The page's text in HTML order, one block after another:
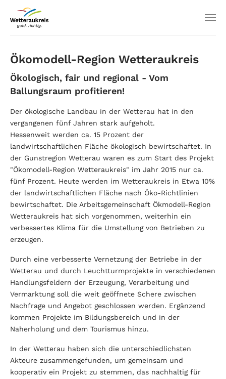
Ökomodell-Region Wetteraukreis
Ökologisch, fair und regional - Vom
Ballungsraum profitieren!
Der ökologische Landbau in der Wetterau hat in den
vergangenen fünf Jahren stark aufgeholt.
Hessenweit werden ca. 15 Prozent der
landwirtschaftlichen Fläche ökologisch bewirtschaftet. In
der Gunstregion Wetterau waren es zum Start des Projekt
"Ökomodell-Region Wetteraukreis" im Jahr 2015 nur ca.
fünf Prozent. Heute werden im Wetteraukreis in Etwa 10%
der landwirtschaftlichen Fläche nach Öko-Richtlinien
bewirtschaftet. Die Arbeitsgemeinschaft Ökmodell-Region
Wetteraukreis hat sich vorgenommen, weiterhin ein
verbessertes Klima für die Umstellung von Betrieben zu
erzeugen.
Durch eine verbesserte Vernetzung der Betriebe in der
Wetterau und durch Leuchtturmprojekte in verschiedenen
Handlungsfeldern der Erzeugung, Verarbeitung und
Vermarktung soll die weit geöffnete Schere zwischen
Nachfrage und Angebot geschlossen werden. Ergänzend
kommen Projekte im Bildungsbereich und in der
Naherholung und dem Tourismus hinzu.
In der Wetterau haben sich die unterschiedlichsten
Akteure zusammengefunden, um gemeinsam und
kooperativ ein Projekt zu stemmen, das nachhaltig für